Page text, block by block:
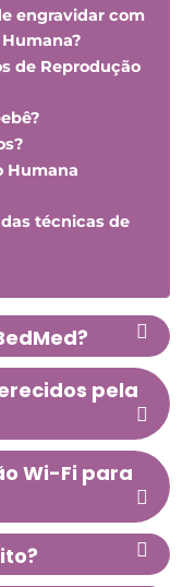
engravidar com
de Reprodução
Humana
técnicas de
pela
Wi-Fi para